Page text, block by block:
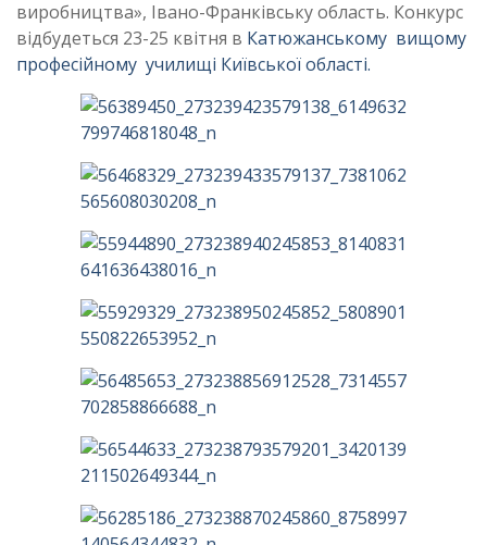
виробництва», Івано-Франківську область. Конкурс
відбудеться 23-25 квітня в Катюжанському вищому
професійному училищі Київської області.